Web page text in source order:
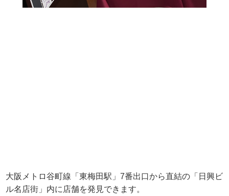
大阪メトロ谷町線「東梅田駅」7番出口から直結の「日興ビ
ル名店街」内に店舗を発見できます。